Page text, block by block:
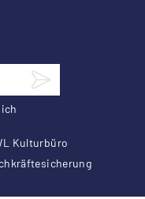
Kulturbüro